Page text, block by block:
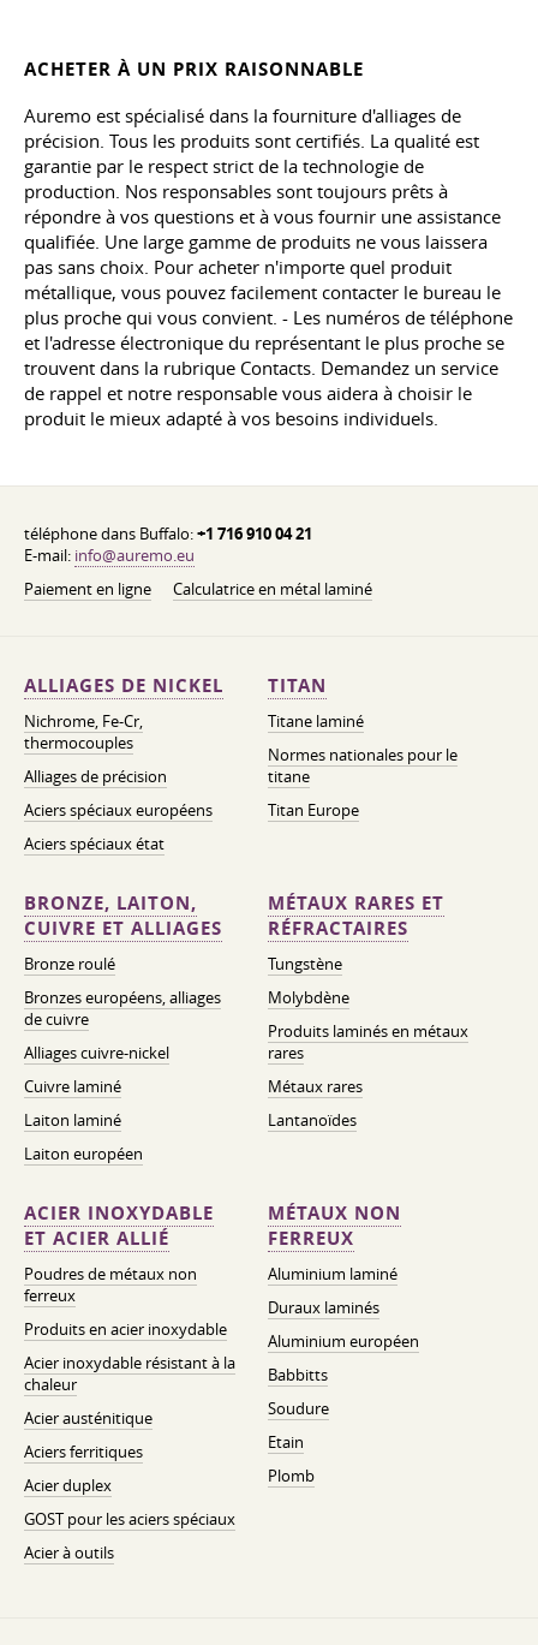
ACHETER À UN PRIX RAISONNABLE
Auremo est spécialisé dans la fourniture d'alliages de
précision. Tous les produits sont certifiés. La qualité est
garantie par le respect strict de la technologie de
production. Nos responsables sont toujours prêts à
répondre à vos questions et à vous fournir une assistance
qualifiée. Une large gamme de produits ne vous laissera
pas sans choix. Pour acheter n'importe quel produit
métallique, vous pouvez facilement contacter le bureau le
plus proche qui vous convient. - Les numéros de téléphone
et l'adresse électronique du représentant le plus proche se
trouvent dans la rubrique Contacts. Demandez un service
de rappel et notre responsable vous aidera à choisir le
produit le mieux adapté à vos besoins individuels.
téléphone dans Buffalo:+1 716 910 04 21
E-mail: info@auremo.eu
Paiement en ligne
Calculatrice en métal laminé
ALLIAGES DE NICKEL
Nichrome, Fe-Cr,
thermocouples
Alliages de précision
Aciers spéciaux européens
Aciers spéciaux état
TITAN
Titane laminé
Normes nationales pour le
titane
Titan Europe
BRONZE, LAITON,
CUIVRE ET ALLIAGES
Bronze roulé
Bronzes européens, alliages
de cuivre
Alliages cuivre-nickel
Cuivre laminé
Laiton laminé
Laiton européen
MÉTAUX RARES ET
RÉFRACTAIRES
Tungstène
Molybdène
Produits laminés en métaux
rares
Métaux rares
Lantanoïdes
ACIER INOXYDABLE
ET ACIER ALLIÉ
Poudres de métaux non
ferreux
Produits en acier inoxydable
Acier inoxydable résistant à la
chaleur
Acier austénitique
Aciers ferritiques
Acier duplex
GOST pour les aciers spéciaux
Acier à outils
MÉTAUX NON
FERREUX
Aluminium laminé
Duraux laminés
Aluminium européen
Babbitts
Soudure
Etain
Plomb